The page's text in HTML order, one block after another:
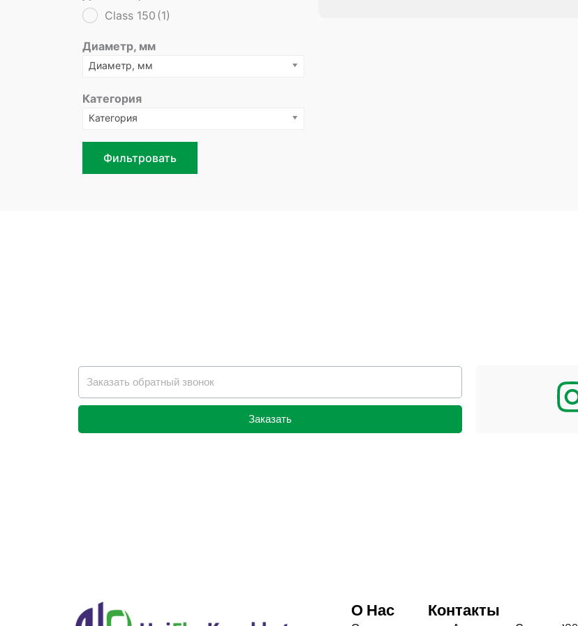
Class 150 (1)
Диаметр, мм
Диаметр, мм
Категория
Категория
Фильтровать
Заказать
О Нас Контакты